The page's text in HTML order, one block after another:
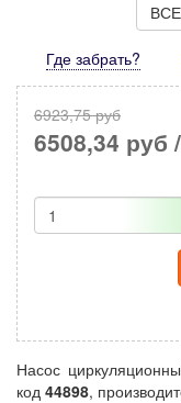
Где забрать?
6923,75 руб
6508,34 руб
Насос
код 44898,